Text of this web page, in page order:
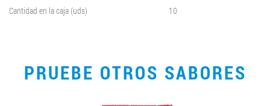
Cantidad en la caja (uds)
10
PRUEBE OTROS SABORES